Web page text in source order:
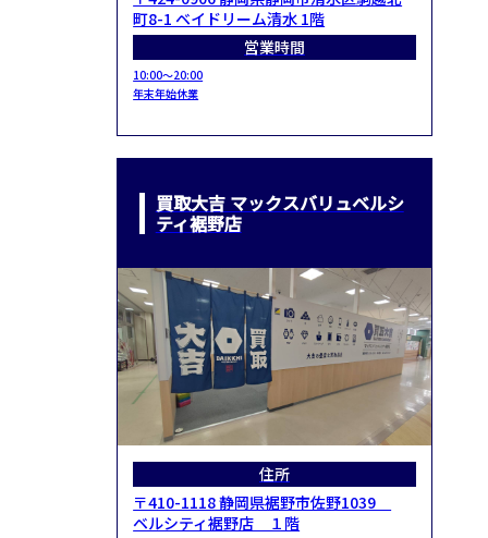
町8-1 ベイドリーム清水 1階
営業時間
10:00～20:00
年末年始休業
買取大吉 マックスバリュベルシ
ティ裾野店
住所
〒410-1118 静岡県裾野市佐野1039
ベルシティ裾野店 １階